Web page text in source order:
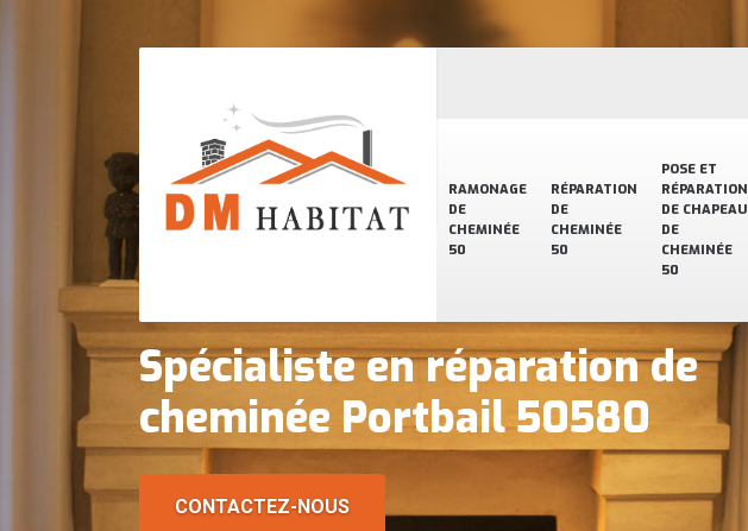
RAMONAGE
DE
CHEMINÉE
50
RÉPARATION
DE
CHEMINÉE
50
POSE ET
RÉPARATION
DE CHAPEAU
DE
CHEMINÉE
50
Spécialiste en réparation de
cheminée Portbail 50580
CONTACTEZ-NOUS